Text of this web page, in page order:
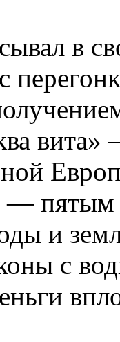
в
—
и
с